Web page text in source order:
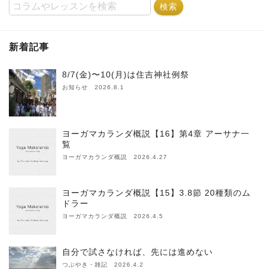
新着記事
8/7(金)〜10(月)は住吉神社例祭
お知らせ 2026.8.1
ヨーガマカランダ概説【16】第4章 アーサナ一
覧
ヨーガマカランダ概説 2026.4.27
ヨーガマカランダ概説【15】3.8節 20種類のム
ドラー
ヨーガマカランダ概説 2026.4.5
自分で試さなければ、先には進めない
つぶやき・雑記 2026.4.2